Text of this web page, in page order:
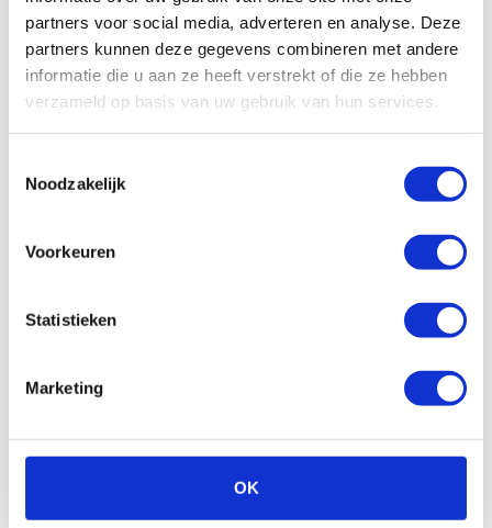
partners voor social media, adverteren en analyse. Deze
partners kunnen deze gegevens combineren met andere
informatie die u aan ze heeft verstrekt of die ze hebben
verzameld op basis van uw gebruik van hun services.
Noodzakelijk
Voorkeuren
Statistieken
Marketing
OK
vanaf2.399,00
Op voorraad | Meestal leverbaar binnen 2
weken
Vergelijken
Maak je aankoop compleet